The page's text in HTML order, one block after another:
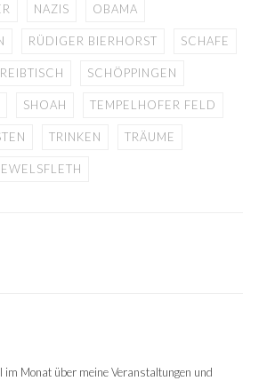
NAZIS OBAMA
RÜDIGER BIERHORST SCHAFE
SCHÖPPINGEN
SHOAH TEMPELHOFER FELD
TRINKEN TRÄUME
Monat über meine Veranstaltungen und